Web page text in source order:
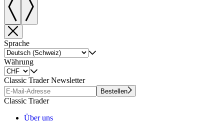
Sprache
Währung
Classic Trader Newsletter
Bestellen
Classic Trader
Über uns